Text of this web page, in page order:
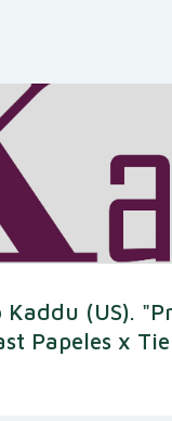
Kaddu (US).
Papeles x